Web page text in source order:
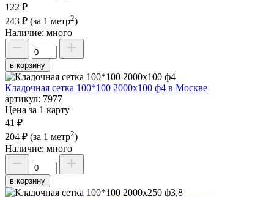
122 ₽
243 ₽ (за 1 метр2)
Наличие: много
в корзину
Кладочная сетка 100*100 2000х100 ф4 в Москве
артикул: 7977
Цена за 1 карту
41 ₽
204 ₽ (за 1 метр2)
Наличие: много
в корзину